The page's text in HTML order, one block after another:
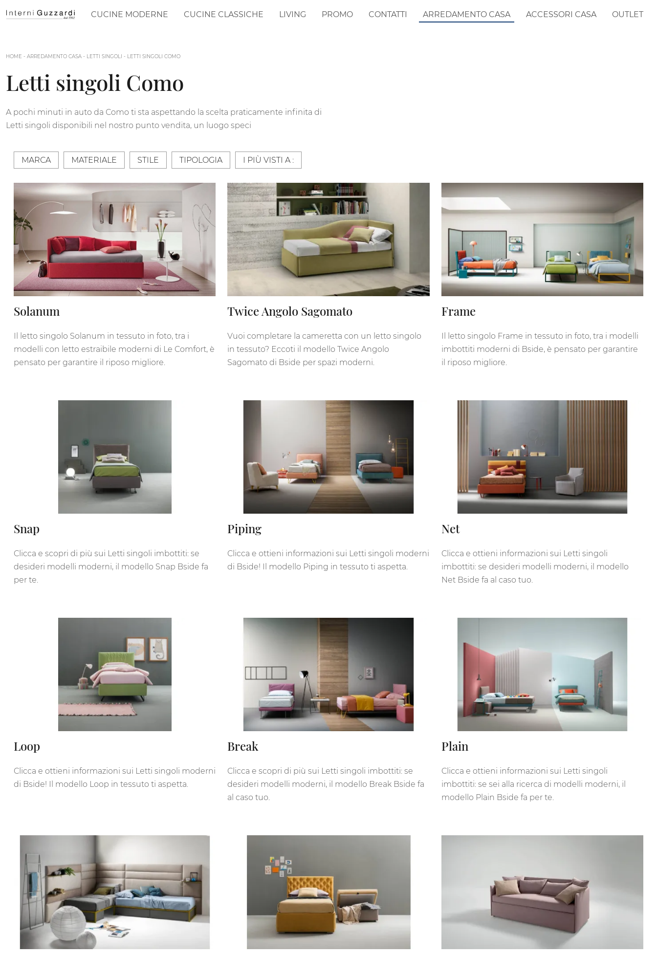
CUCINE MODERNE CUCINE CLASSICHE LIVING PROMO CONTATTI ARREDAMENTO CASA ACCESSORI CASA OUTLET
HOME - ARREDAMENTO CASA - LETTI SINGOLI - LETTI SINGOLI COMO
Letti singoli Como
A pochi minuti in auto da Como ti sta aspettando la scelta praticamente infinita di
Letti singoli disponibili nel nostro punto vendita, un luogo speci
MARCA MATERIALE STILE TIPOLOGIA I PIÙ VISTI A :
Solanum
Il letto singolo Solanum in tessuto in foto, tra i
modelli con letto estraibile moderni di Le Comfort, è
pensato per garantire il riposo migliore.
Twice Angolo Sagomato
Vuoi completare la cameretta con un letto singolo
in tessuto? Eccoti il modello Twice Angolo
Sagomato di Bside per spazi moderni.
Frame
Il letto singolo Frame in tessuto in foto, tra i modelli
imbottiti moderni di Bside, è pensato per garantire
il riposo migliore.
Snap
Clicca e scopri di più sui Letti singoli imbottiti: se
desideri modelli moderni, il modello Snap Bside fa
per te.
Piping
Clicca e ottieni informazioni sui Letti singoli moderni
di Bside! Il modello Piping in tessuto ti aspetta.
Net
Clicca e ottieni informazioni sui Letti singoli
imbottiti: se desideri modelli moderni, il modello
Net Bside fa al caso tuo.
Loop
Clicca e ottieni informazioni sui Letti singoli moderni
di Bside! Il modello Loop in tessuto ti aspetta.
Break
Clicca e scopri di più sui Letti singoli imbottiti: se
desideri modelli moderni, il modello Break Bside fa
al caso tuo.
Plain
Clicca e ottieni informazioni sui Letti singoli
imbottiti: se sei alla ricerca di modelli moderni, il
modello Plain Bside fa per te.